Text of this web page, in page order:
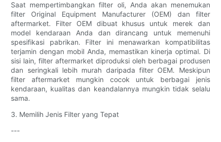
Saat mempertimbangkan filter oli, Anda akan menemukan
filter Original Equipment Manufacturer (OEM) dan filter
aftermarket. Filter OEM dibuat khusus untuk merek dan
model kendaraan Anda dan dirancang untuk memenuhi
spesifikasi pabrikan. Filter ini menawarkan kompatibilitas
terjamin dengan mobil Anda, memastikan kinerja optimal. Di
sisi lain, filter aftermarket diproduksi oleh berbagai produsen
dan seringkali lebih murah daripada filter OEM. Meskipun
filter aftermarket mungkin cocok untuk berbagai jenis
kendaraan, kualitas dan keandalannya mungkin tidak selalu
sama.
3. Memilih Jenis Filter yang Tepat
---